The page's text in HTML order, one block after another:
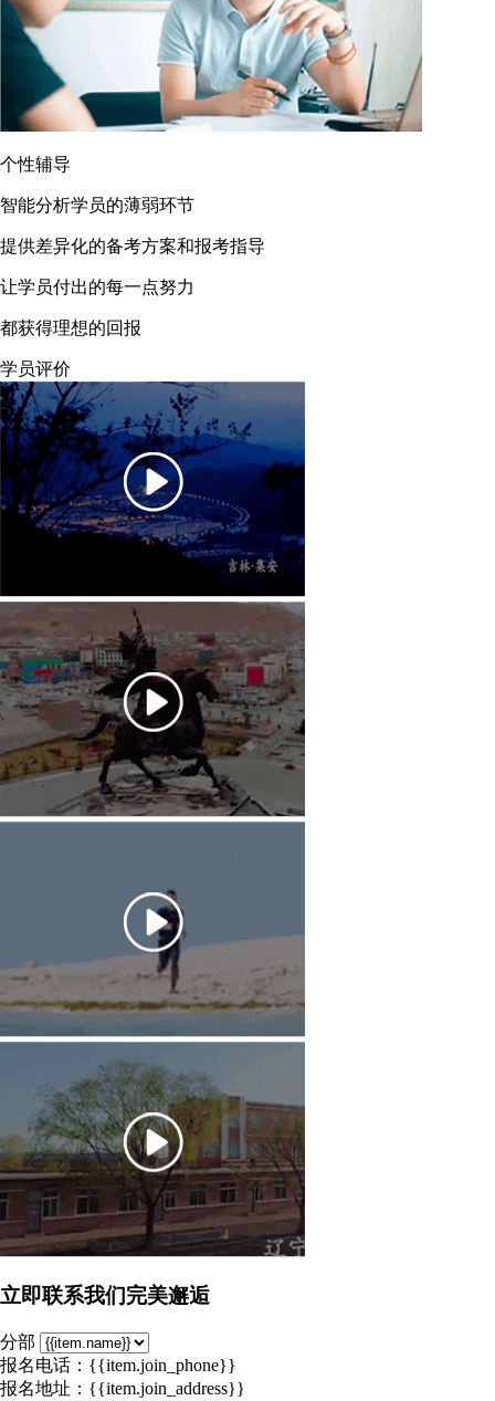
个性辅导
智能分析学员的薄弱环节
提供差异化的备考方案和报考指导
让学员付出的每一点努力
都获得理想的回报
学员评价
立即联系我们完美邂逅
分部
报名电话：{{item.join_phone}}
报名地址：{{item.join_address}}